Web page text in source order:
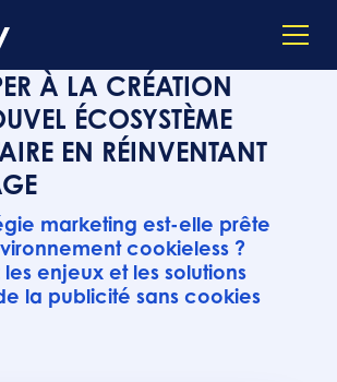
À LA CRÉATION
ÉCOSYSTÈME
EN RÉINVENTANT
marketing est-elle prête
cookieless ?
enjeux et les solutions
la publicité sans cookies